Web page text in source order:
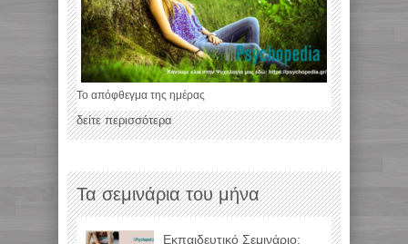
Το απόφθεγμα της ημέρας
δείτε περισσότερα
Τα σεμινάρια του μήνα
Εκπαιδευτικό Σεμινάριο: